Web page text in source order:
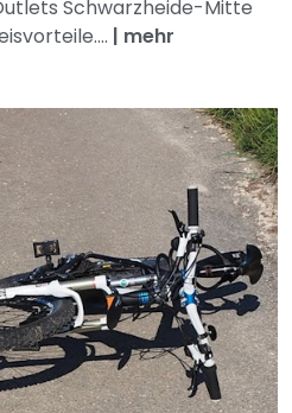
Schwarzheide-Mitte
| mehr